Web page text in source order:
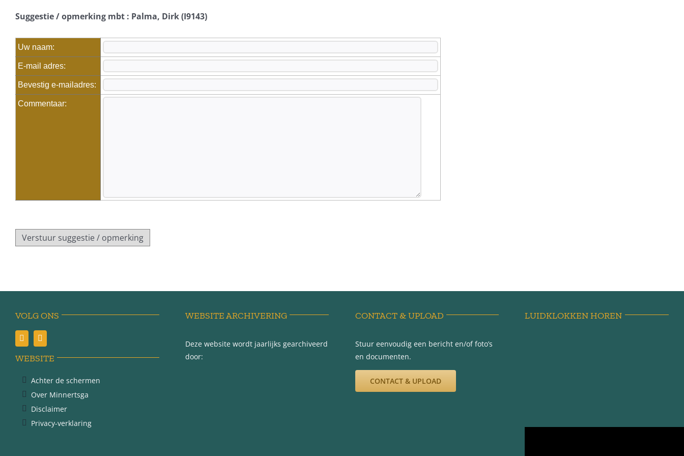
Suggestie / opmerking mbt : Palma, Dirk (I9143)
Uw naam:
E-mail adres:
Bevestig e-mailadres:
Commentaar:
VOLG ONS
WEBSITE
Achter de schermen
Over Minnertsga
Disclaimer
Privacy-verklaring
WEBSITE ARCHIVERING
Deze website wordt jaarlijks gearchiveerd
door:
CONTACT & UPLOAD
Stuur eenvoudig een bericht en/of foto’s
en documenten.
CONTACT & UPLOAD
LUIDKLOKKEN HOREN